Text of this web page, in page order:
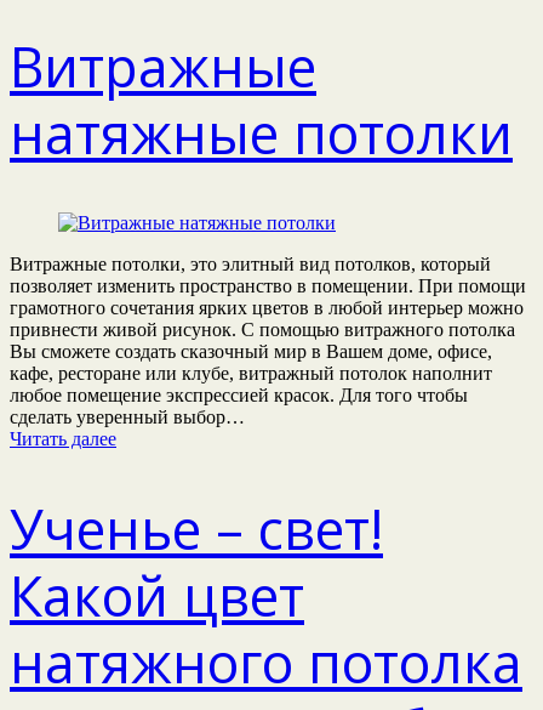
Витражные
натяжные потолки
Витражные потолки, это элитный вид потолков, который
позволяет изменить пространство в помещении. При помощи
грамотного сочетания ярких цветов в любой интерьер можно
привнести живой рисунок. С помощью витражного потолка
Вы сможете создать сказочный мир в Вашем доме, офисе,
кафе, ресторане или клубе, витражный потолок наполнит
любое помещение экспрессией красок. Для того чтобы
сделать уверенный выбор…
Читать далее
Ученье – свет!
Какой цвет
натяжного потолка